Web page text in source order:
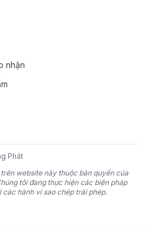
nhận
Phát
website này thuộc bản quyền của
tôi đang thực hiện các biện pháp
hành vi sao chép trái phép.